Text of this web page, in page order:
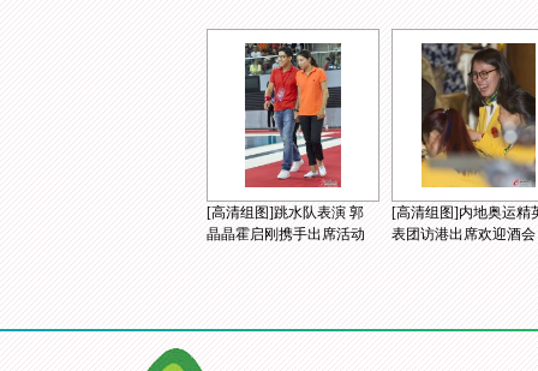
[高清组图]跳水队表演 郭
晶晶霍启刚携手出席活动
[高清组图]内地奥运精
表团访港出席欢迎酒会